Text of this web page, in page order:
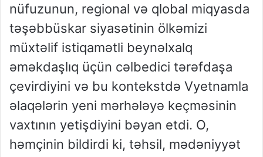
nüfuzunun, regional və qlobal miqyasda
təşəbbüskar siyasətinin ölkəmizi
müxtəlif istiqamətli beynəlxalq
əməkdaşlıq üçün cəlbedici tərəfdaşa
çevirdiyini və bu kontekstdə Vyetnamla
əlaqələrin yeni mərhələyə keçməsinin
vaxtının yetişdiyini bəyan etdi. O,
həmçinin bildirdi ki, təhsil, mədəniyyət